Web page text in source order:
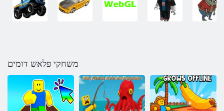
משחקי פלאש דומים